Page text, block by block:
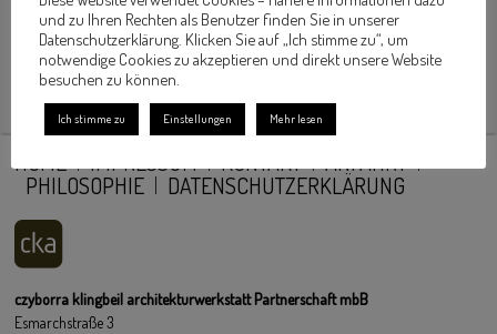
HOME IMPRESSUM KONTAKT
ANFAHRT
PHILOSOPHIE
DATENSCHUTZERKLÄRUNG
czyborra klingbeil architekturwerkstatt Partnerschaft mbB
Esmarchstraße 3
und zu Ihren Rechten als Benutzer finden Sie in unserer
Datenschutzerklärung. Klicken Sie auf „Ich stimme zu“, um
notwendige Cookies zu akzeptieren und direkt unsere Website
besuchen zu können.
Ich stimme zu Einstellungen Mehr lesen